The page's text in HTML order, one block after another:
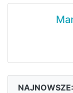
NAJNOWSZE: